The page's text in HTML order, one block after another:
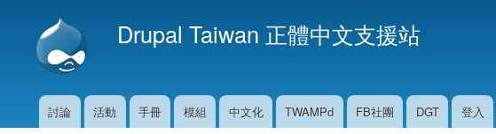
Drupal Taiwan 正體中文支援站
主選單
討論 活動 手冊 模組 中文化 TWAMPd FB社團 DGT 登入